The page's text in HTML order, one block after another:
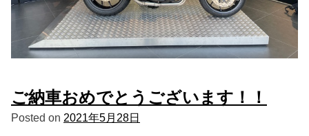
ご納車おめでとうございます！！
Posted on 2021年5月28日